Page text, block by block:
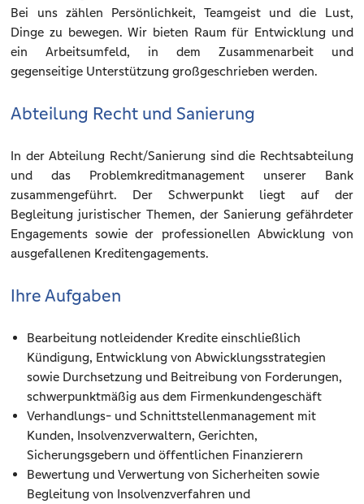
Bei uns zählen Persönlichkeit, Teamgeist und die Lust,
Dinge zu bewegen. Wir bieten Raum für Entwicklung und
ein Arbeitsumfeld, in dem Zusammenarbeit und
gegenseitige Unterstützung großgeschrieben werden.
Abteilung Recht und Sanierung
In der Abteilung Recht/Sanierung sind die Rechtsabteilung
und das Problemkreditmanagement unserer Bank
zusammengeführt. Der Schwerpunkt liegt auf der
Begleitung juristischer Themen, der Sanierung gefährdeter
Engagements sowie der professionellen Abwicklung von
ausgefallenen Kreditengagements.
Ihre Aufgaben
Bearbeitung notleidender Kredite einschließlich
Kündigung, Entwicklung von Abwicklungsstrategien
sowie Durchsetzung und Beitreibung von Forderungen,
schwerpunktmäßig aus dem Firmenkundengeschäft
Verhandlungs- und Schnittstellenmanagement mit
Kunden, Insolvenzverwaltern, Gerichten,
Sicherungsgebern und öffentlichen Finanzierern
Bewertung und Verwertung von Sicherheiten sowie
Begleitung von Insolvenzverfahren und